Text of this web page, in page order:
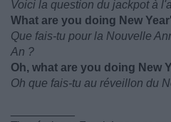
Voici la question du jackpot à
What are you doing New
Que fais-tu pour la Nouvelle
An ?
Oh, what are you doing New
Oh que fais-tu au réveillon du